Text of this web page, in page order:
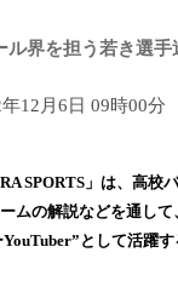
ル界を担う若き選
年12月6日 09時00分
SPORTS」は、高校
ムの解説などを通し
として活躍